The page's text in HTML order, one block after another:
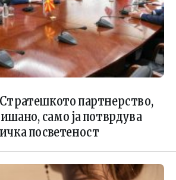
партнерство,
само ја потврдува
посветеност